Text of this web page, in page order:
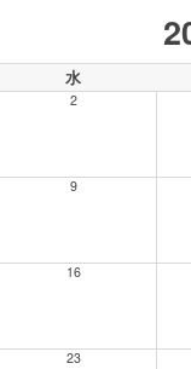
水
2
9
16
23